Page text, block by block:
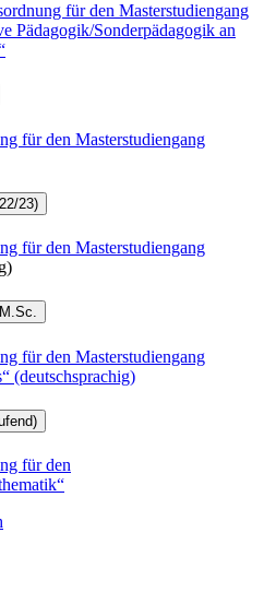
für den Masterstudiengang
Pädagogik/Sonderpädagogik an
für den Masterstudiengang
23)
für den Masterstudiengang
für den Masterstudiengang
(deutschsprachig)
für den